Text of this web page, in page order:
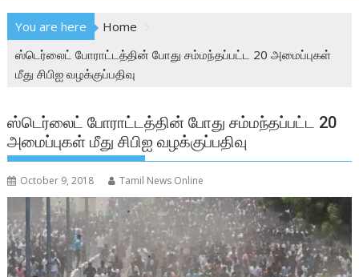
You are here
Home
ஸ்டெர்லைட் போராட்டத்தின் போது சம்மந்தப்பட்ட 20 அமைப்புகள்
மீது சிபிஐ வழக்குப்பதிவு
ஸ்டெர்லைட் போராட்டத்தின் போது சம்மந்தப்பட்ட 20
அமைப்புகள் மீது சிபிஐ வழக்குப்பதிவு
October 9, 2018 Tamil News Online